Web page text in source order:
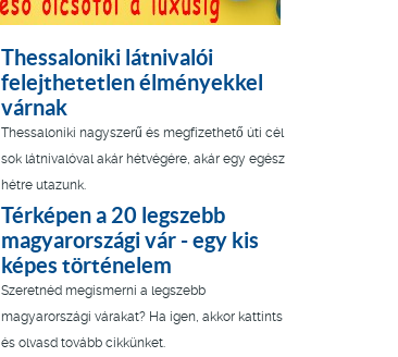
Thessaloniki látnivalói
felejthetetlen élményekkel
várnak
Thessaloniki nagyszerű és megfizethető úti cél
sok látnivalóval akár hétvégére, akár egy egész
hétre utazunk.
Térképen a 20 legszebb
magyarországi vár - egy kis
képes történelem
Szeretnéd megismerni a legszebb
magyarországi várakat? Ha igen, akkor kattints
és olvasd tovább cikkünket.